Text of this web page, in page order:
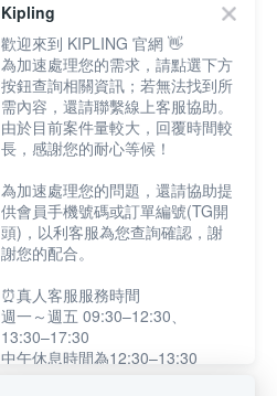
Kipling
歡迎來到 KIPLING 官網 👋
為加速處理您的需求，請點選下方
按鈕查詢相關資訊；若無法找到所
需內容，還請聯繫線上客服協助。
由於目前案件量較大，回覆時間較
長，感謝您的耐心等候！
為加速處理您的問題，還請協助提
供會員手機號碼或訂單編號(TG開
頭)，以利客服為您查詢確認，謝
謝您的配合。
⏰真人客服服務時間
週一～週五 09:30–12:30、
13:30–17:30
中午休息時間為12:30–13:30